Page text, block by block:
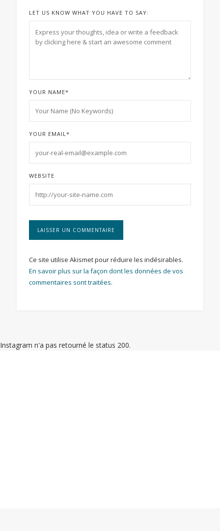
LET US KNOW WHAT YOU HAVE TO SAY:
YOUR NAME*
YOUR EMAIL *
WEBSITE
Ce site utilise Akismet pour réduire les indésirables.
En savoir plus sur la façon dont les données de vos
commentaires sont traitées.
Instagram n'a pas retourné le status 200.